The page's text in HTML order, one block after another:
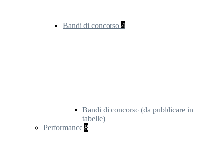
Bandi di concorso 4
Bandi di concorso (da pubblicare in
tabelle)
Performance 8